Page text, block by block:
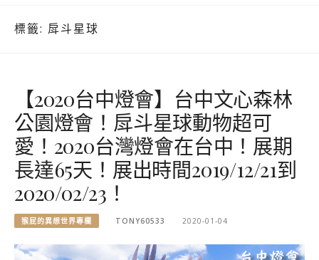
標籤: 戽斗星球
【2020台中燈會】台中文心森林
公園燈會！戽斗星球動物超可
愛！2020台灣燈會在台中！展期
長達65天！展出時間2019/12/21到
2020/02/23！
猴屁的異想世界專欄 TONY60533 2020-01-04